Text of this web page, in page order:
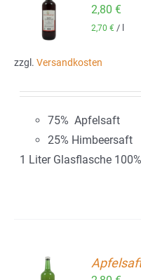
2,80€
2,70€ /
zzgl. Versandkosten
75% Apfelsaft
25% Himbeersaft
1 Liter Glasflasche